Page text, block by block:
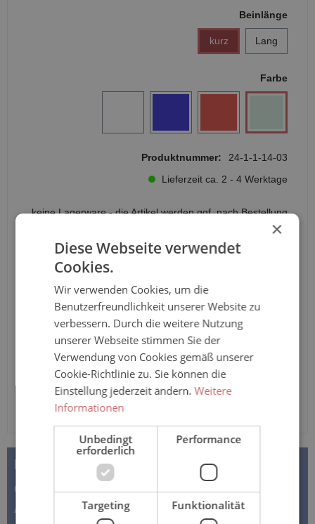
Produktnummer:
24-1-1-14-03
Lieferzeit ca. 2 - 4 Werktage
keine Lagerware - die Artikel werden ggf. nach Bestellung
gefertigt. Jersey-Overall für Kinder mit kurzen Armen und
Beinen, aus 100% Baumwolle in guter Stoffqualität -
konfigurierbar
Farbe
Beinlänge
kurz Lang
In den Warenkorb
BESCHREIBUNG
Cilly's Kinder-Overall (Pflegeoverall) Jersey - mit T-Shirt
Armen Schlaf- und Pflegeoverall für Kinder mit kurzen
×
Diese Webseite verwendet
Cookies.
Wir verwenden Cookies, um die
Benutzerfreundlichkeit unserer Website zu
verbessern. Durch die weitere Nutzung
unserer Webseite stimmen Sie der
Verwendung von Cookies gemäß unserer
Cookie-Richtlinie zu. Sie können die
Einstellung jederzeit ändern.Weitere
Informationen
Unbedingt
erforderlich
Performance
Targeting Funktionalität